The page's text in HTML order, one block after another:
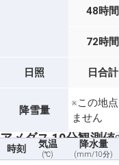
48時間
72時間
日照 日合計
降雪量
※この地
ません
アメダス 10分観測値
時刻 気温
(℃)
降水量
(mm/10分)